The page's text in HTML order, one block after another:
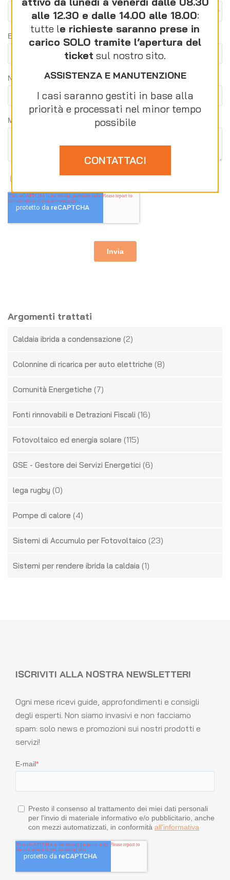
Argomenti trattati
Caldaia ibrida a condensazione (2)
Colonnine di ricarica per auto elettriche (8)
Comunità Energetiche (7)
Fonti rinnovabili e Detrazioni Fiscali (16)
Fotovoltaico ed energia solare (115)
GSE - Gestore dei Servizi Energetici (6)
lega rugby (0)
Pompe di calore (4)
Sistemi di Accumulo per Fotovoltaico (23)
Sistemi per rendere ibrida la caldaia (1)
ISCRIVITI ALLA NOSTRA NEWSLETTER!
Ogni mese ricevi guide, approfondimenti e consigli
degli esperti. Non siamo invasivi e non facciamo
spam: solo news e promozioni sui nostri prodotti e
servizi!
alle 12.30 e dalle 14.00 alle 18.00:
tutte le richieste saranno prese in
carico SOLO tramite l’apertura del
ticket sul nostro sito.
ASSISTENZA E MANUTENZIONE
I casi saranno gestiti in base alla
priorità e processati nel minor tempo
possibile
CONTATTACI